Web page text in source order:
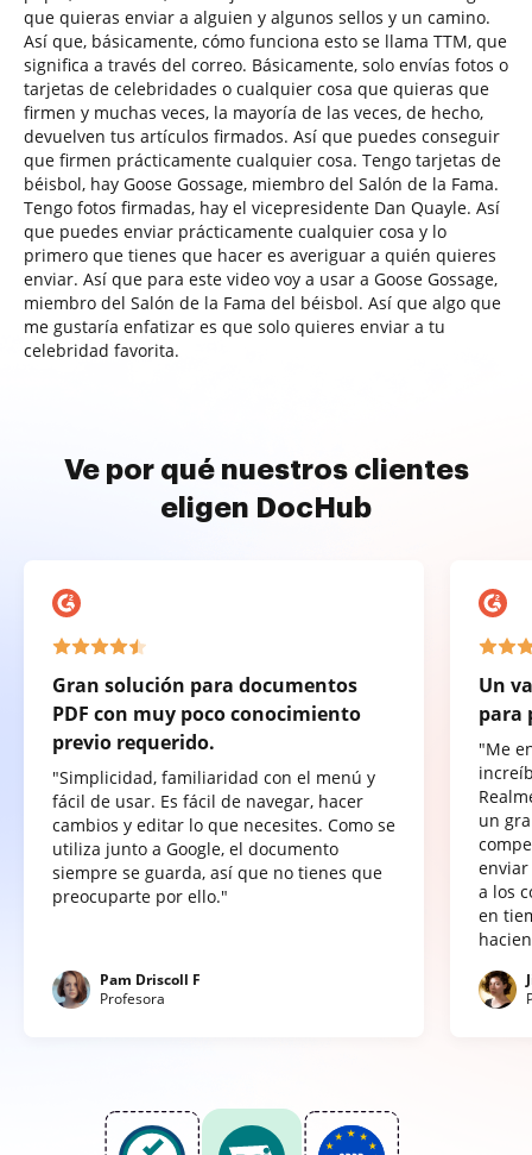
que quieras enviar a alguien y algunos sellos y un camino.
Así que, básicamente, cómo funciona esto se llama TTM, que
significa a través del correo. Básicamente, solo envías fotos o
tarjetas de celebridades o cualquier cosa que quieras que
firmen y muchas veces, la mayoría de las veces, de hecho,
devuelven tus artículos firmados. Así que puedes conseguir
que firmen prácticamente cualquier cosa. Tengo tarjetas de
béisbol, hay Goose Gossage, miembro del Salón de la Fama.
Tengo fotos firmadas, hay el vicepresidente Dan Quayle. Así
que puedes enviar prácticamente cualquier cosa y lo
primero que tienes que hacer es averiguar a quién quieres
enviar. Así que para este video voy a usar a Goose Gossage,
miembro del Salón de la Fama del béisbol. Así que algo que
me gustaría enfatizar es que solo quieres enviar a tu
celebridad favorita.
Ve por qué nuestros clientes
eligen DocHub
Gran solución para documentos
PDF con muy poco conocimiento
previo requerido.
"Simplicidad, familiaridad con el menú y
fácil de usar. Es fácil de navegar, hacer
cambios y editar lo que necesites. Como se
utiliza junto a Google, el documento
siempre se guarda, así que no tienes que
preocuparte por ello."
Pam Driscoll F
Profesora
Un
para
"Me
un
a los
en